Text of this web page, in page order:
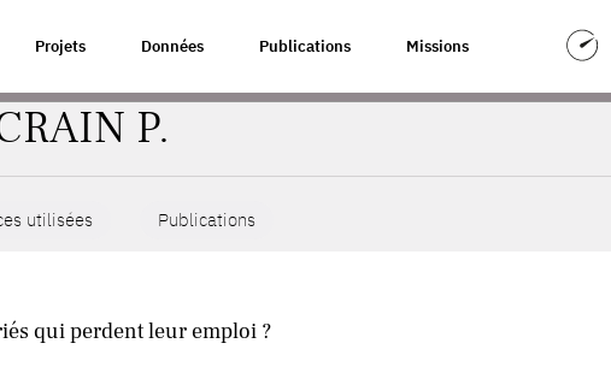
Projets Données Publications Missions
P.
utilisées Publications
qui perdent leur emploi ?